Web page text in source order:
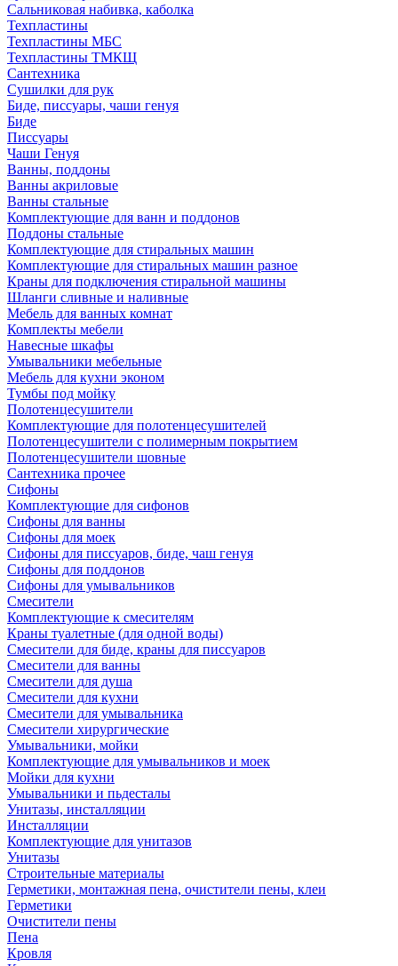
Сальниковая набивка, каболка
Техпластины
Техпластины МБС
Техпластины ТМКЩ
Сантехника
Сушилки для рук
Биде, писсуары, чаши генуя
Биде
Писсуары
Чаши Генуя
Ванны, поддоны
Ванны акриловые
Ванны стальные
Комплектующие для ванн и поддонов
Поддоны стальные
Комплектующие для стиральных машин
Комплектующие для стиральных машин разное
Краны для подключения стиральной машины
Шланги сливные и наливные
Мебель для ванных комнат
Комплекты мебели
Навесные шкафы
Умывальники мебельные
Мебель для кухни эконом
Тумбы под мойку
Полотенцесушители
Комплектующие для полотенцесушителей
Полотенцесушители с полимерным покрытием
Полотенцесушители шовные
Сантехника прочее
Сифоны
Комплектующие для сифонов
Сифоны для ванны
Сифоны для моек
Сифоны для писсуаров, биде, чаш генуя
Сифоны для поддонов
Сифоны для умывальников
Смесители
Комплектующие к смесителям
Краны туалетные (для одной воды)
Смесители для биде, краны для писсуаров
Смесители для ванны
Смесители для душа
Смесители для кухни
Смесители для умывальника
Смесители хирургические
Умывальники, мойки
Комплектующие для умывальников и моек
Мойки для кухни
Умывальники и пьдесталы
Унитазы, инсталляции
Инсталляции
Комплектующие для унитазов
Унитазы
Строительные материалы
Герметики, монтажная пена, очистители пены, клеи
Герметики
Очистители пены
Пена
Кровля